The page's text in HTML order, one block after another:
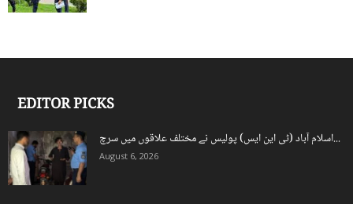
EDITOR PICKS
اسلام آباد (ٹی این ایس) پولیس نے مختلف علاقوں میں سرچ...
August 6, 2026